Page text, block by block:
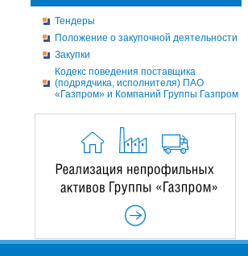
Тендеры
Положение о закупочной деятельности
Закупки
Кодекс поведения поставщика
(подрядчика, исполнителя) ПАО
«Газпром» и Компаний Группы Газпром